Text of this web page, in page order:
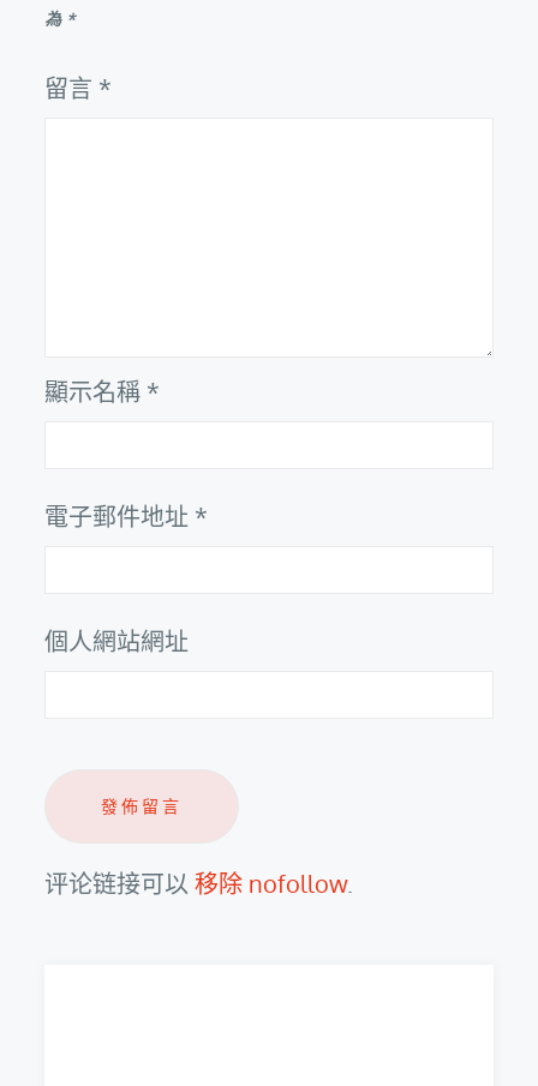
為 *
留言 *
顯示名稱 *
電子郵件地址 *
個人網站網址
评论链接可以移除 nofollow.